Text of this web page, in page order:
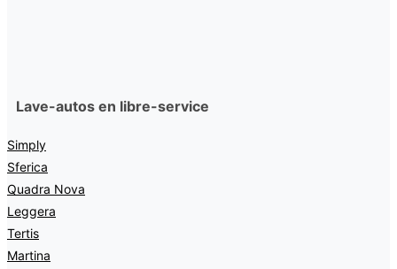
Lave-autos en libre-service
Simply
Sferica
Quadra Nova
Leggera
Tertis
Martina